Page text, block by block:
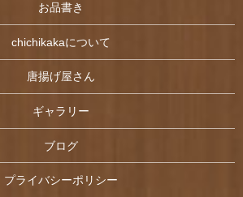
お品書き
chichikakaについて
唐揚げ屋さん
ギャラリー
ブログ
プライバシーポリシー